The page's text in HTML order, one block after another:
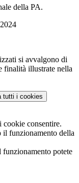
della PA.
si avvalgono di
finalità illustrate nella
tutti i cookies
cookie consentire.
il funzionamento della
funzionamento potete